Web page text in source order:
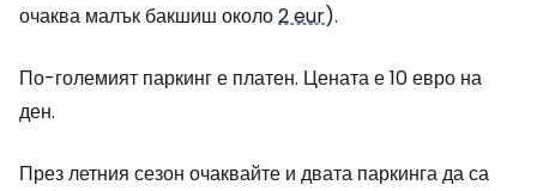
очаква малък бакшиш около2 eur).
По-големият паркинг е платен. Цената е 10 евро на
ден.
През летния сезон очаквайте и двата паркинга да са